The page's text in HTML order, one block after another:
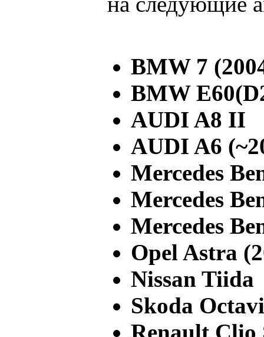
BMW 7
BMW
AUDI A8 II
AUDI A6
Mercedes
Mercedes
Mercedes
Opel Astra
Nissan Tiida
Skoda